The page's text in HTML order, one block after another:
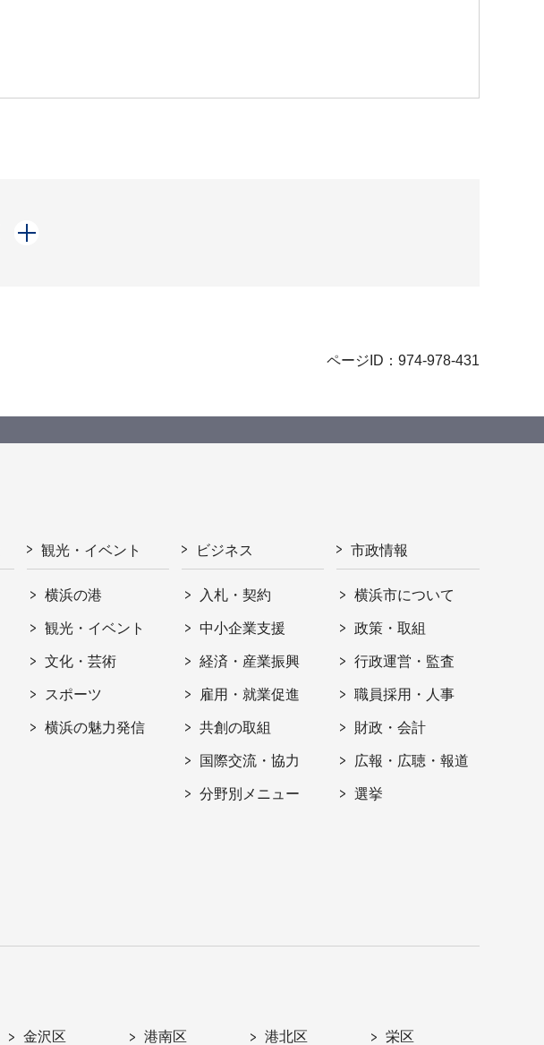
ページID：974-978-431
観光・イベント
横浜の港
観光・イベント
文化・芸術
スポーツ
横浜の魅力発信
ビジネス
入札・契約
中小企業支援
経済・産業振興
雇用・就業促進
共創の取組
国際交流・協力
分野別メニュー
市政情報
横浜市について
政策・取組
行政運営・監査
職員採用・人事
財政・会計
広報・広聴・報道
選挙
金沢区 港南区 港北区 栄区